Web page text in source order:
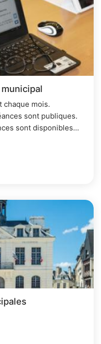
chaque mois.
sont publiques.
sont disponibles